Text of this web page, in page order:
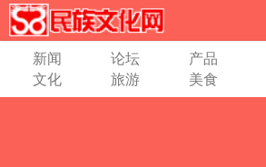
新闻 论坛 产品
文化
旅游 美食